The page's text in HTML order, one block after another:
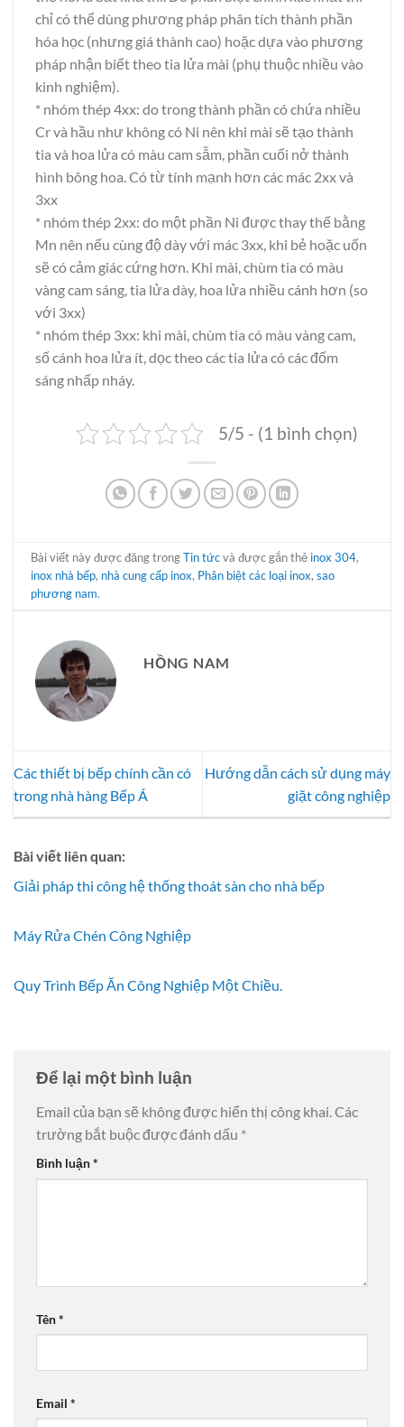
chỉ có thể dùng phương pháp phân tích thành phần
hóa học (nhưng giá thành cao) hoặc dựa vào phương
pháp nhận biết theo tia lửa mài (phụ thuộc nhiều vào
kinh nghiệm).
* nhóm thép 4xx: do trong thành phần có chứa nhiều
Cr và hầu như không có Ni nên khi mài sẽ tạo thành
tia và hoa lửa có màu cam sẫm, phần cuối nở thành
hình bông hoa. Có từ tính mạnh hơn các mác 2xx và
3xx
* nhóm thép 2xx: do một phần Ni được thay thế bằng
Mn nên nếu cùng độ dày với mác 3xx, khi bẻ hoặc uốn
sẽ có cảm giác cứng hơn. Khi mài, chùm tia có màu
vàng cam sáng, tia lửa dày, hoa lửa nhiều cánh hơn (so
với 3xx)
* nhóm thép 3xx: khi mài, chùm tia có màu vàng cam,
số cánh hoa lửa ít, dọc theo các tia lửa có các đốm
sáng nhấp nháy.
5/5 - (1 bình chọn)
Bài viết này được đăng trongTin tứcvà được gắn thẻ inox 304,
inox nhà bếp, nhà cung cấp inox, Phân biệt các loại inox,sao
phương nam.
HỒNG NAM
Các thiết bị bếp chính cần có
trong nhà hàng Bếp Á
Hướng dẫn cách sử dụng máy
giặt công nghiệp
Bài viết liên quan:
Giải pháp thi công hệ thống thoát sàn cho nhà bếp
Máy Rửa Chén Công Nghiệp
Quy Trình Bếp Ăn Công Nghiệp Một Chiều.
Để lại một bình luận
Email của bạn sẽ không được hiển thị công khai.Các
trường bắt buộc được đánh dấu *
Bình luận*
Tên*
Email *